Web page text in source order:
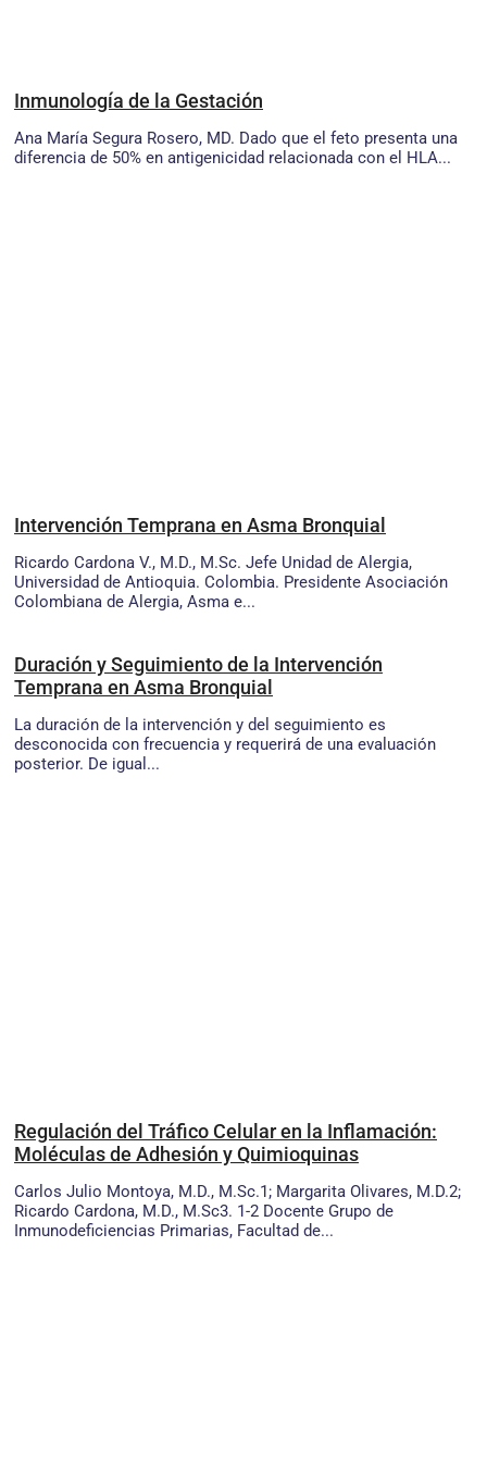
Inmunología de la Gestación
Ana María Segura Rosero, MD. Dado que el feto presenta una
diferencia de 50% en antigenicidad relacionada con el HLA...
Intervención Temprana en Asma Bronquial
Ricardo Cardona V., M.D., M.Sc. Jefe Unidad de Alergia,
Universidad de Antioquia. Colombia. Presidente Asociación
Colombiana de Alergia, Asma e...
Duración y Seguimiento de la Intervención
Temprana en Asma Bronquial
La duración de la intervención y del seguimiento es
desconocida con frecuencia y requerirá de una evaluación
posterior. De igual...
Regulación del Tráfico Celular en la Inflamación:
Moléculas de Adhesión y Quimioquinas
Carlos Julio Montoya, M.D., M.Sc.1; Margarita Olivares, M.D.2;
Ricardo Cardona, M.D., M.Sc3. 1-2 Docente Grupo de
Inmunodeficiencias Primarias, Facultad de...